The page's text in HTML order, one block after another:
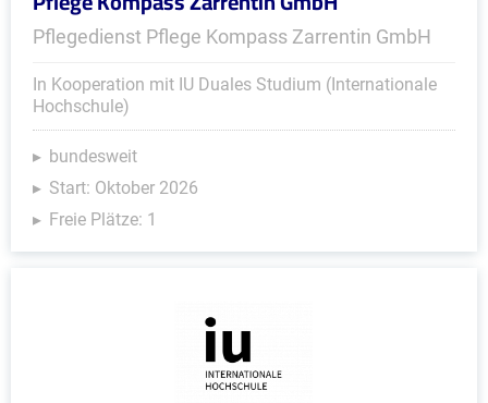
Pflegedienst Pflege Kompass Zarrentin GmbH
In Kooperation mit IU Duales Studium (Internationale
Hochschule)
bundesweit
Start: Oktober 2026
Freie Plätze: 1